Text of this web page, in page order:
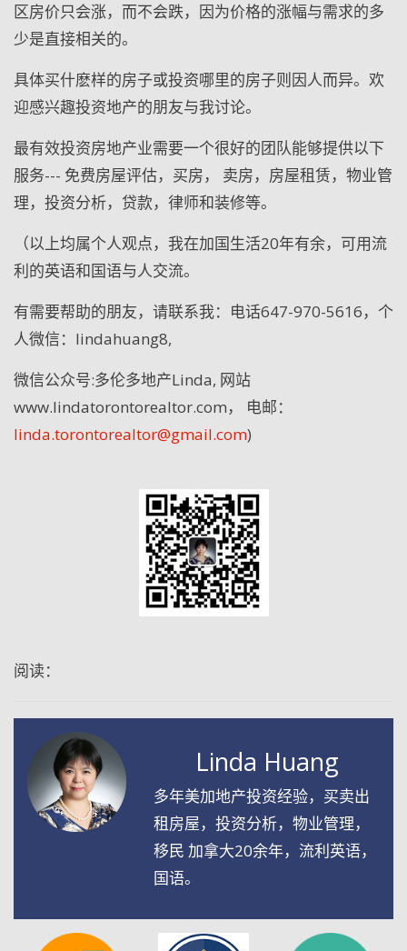
区房价只会涨，而不会跌，因为价格的涨幅与需求的多
少是直接相关的。
具体买什麽样的房子或投资哪里的房子则因人而异。欢
迎感兴趣投资地产的朋友与我讨论。
最有效投资房地产业需要一个很好的团队能够提供以下
服务--- 免费房屋评估，买房， 卖房，房屋租赁，物业管
理，投资分析，贷款，律师和装修等。
（以上均属个人观点，我在加国生活20年有余，可用流
利的英语和国语与人交流。
有需要帮助的朋友，请联系我：电话647-970-5616，个
人微信： lindahuang8,
微信公众号:多伦多地产Linda, 网站
www.lindatorontorealtor.com， 电邮：
linda.torontorealtor@gmail.com)
阅读：
Linda Huang
多年美加地产投资经验，买卖出
租房屋，投资分析，物业管理，
移民 加拿大20余年，流利英语，
国语。